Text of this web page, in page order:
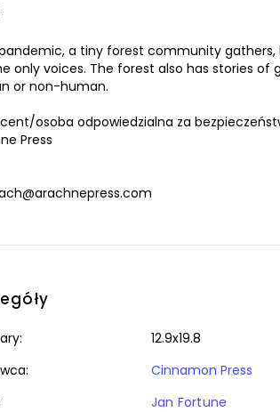
a tiny forest community gathers,
only voices. The forest also has stories of
or non-human.
osoba odpowiedzialna za
Press
12.9x19.8
Cinnamon Press
Jan Fortune